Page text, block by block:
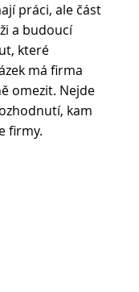
práci, ale část
a budoucí
které
má firma
omezit. Nejde
kam
firmy.